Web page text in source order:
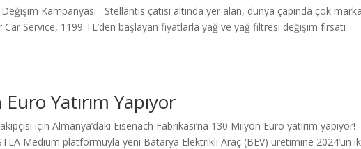
Kampanyası Stellantis çatısı altında yer alan, dünya çapında çok
Service, 1199 TL’den başlayan fiyatlarla yağ ve yağ filtresi değişim fırsatı
Yatırım Yapıyor
için Almanya’daki Eisenach Fabrikası’na 130 Milyon Euro yatırım yapıyor!
Medium platformuyla yeni Batarya Elektrikli Araç (BEV) üretimine 2024’ün